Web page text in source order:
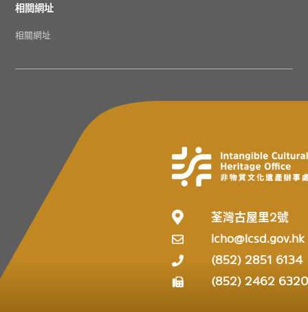
相關網址
相關網址
荃灣古屋里2號
icho@lcsd.gov.hk
(852) 2851 6134
(852) 2462